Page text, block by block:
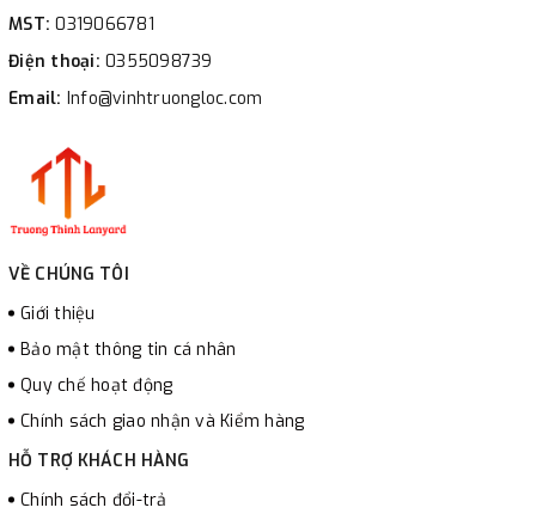
MST:0319066781
Điện thoại: 0355098739
Email: Info@vinhtruongloc.com
VỀ CHÚNG TÔI
Giới thiệu
Bảo mật thông tin cá nhân
Quy chế hoạt động
Chính sách giao nhận và Kiểm hàng
HỖ TRỢ KHÁCH HÀNG
Chính sách đổi-trả